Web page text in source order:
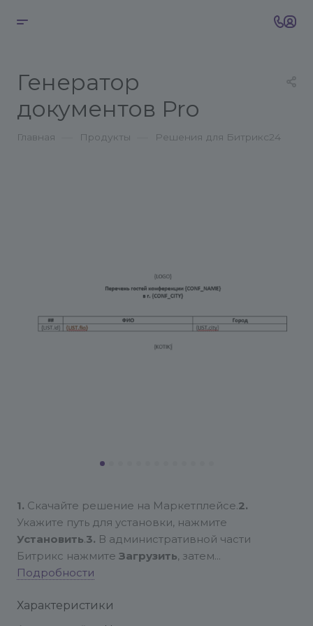
Генератор
документов Pro
Главная Продукты Решения для Битрикс24
1. Скачайте решение на Маркетплейсе.2.
Укажите путь для установки, нажмите
Установить.3. В административной части
Битрикс нажмите Загрузить, затем
Установить.4.
действие –Генератор документов
он может обозначаться как Документ word из
Подробности
Характеристики